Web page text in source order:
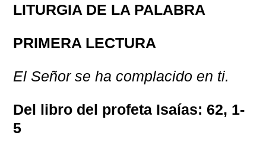
LITURGIA DE LA PALABRA
PRIMERA LECTURA
El Señor se ha complacido en ti.
Del libro del profeta Isaías: 62, 1-
5